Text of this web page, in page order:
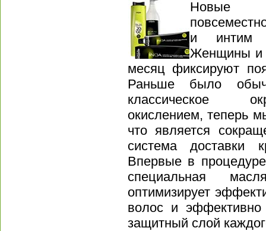
Новые
и интим
Женщины и
месяц фиксируют
Раньше было
классическое
окислением, теперь
что является
система доставки
Впервые в
специальная
оптимизирует
волос и эффективно
защитный слой